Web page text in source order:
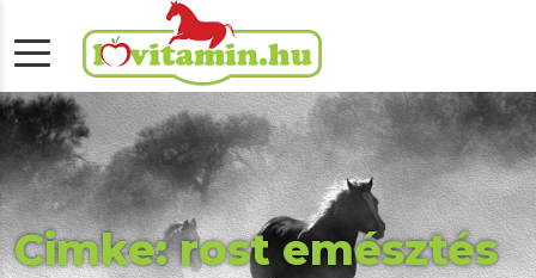
Cimke: rost emésztés